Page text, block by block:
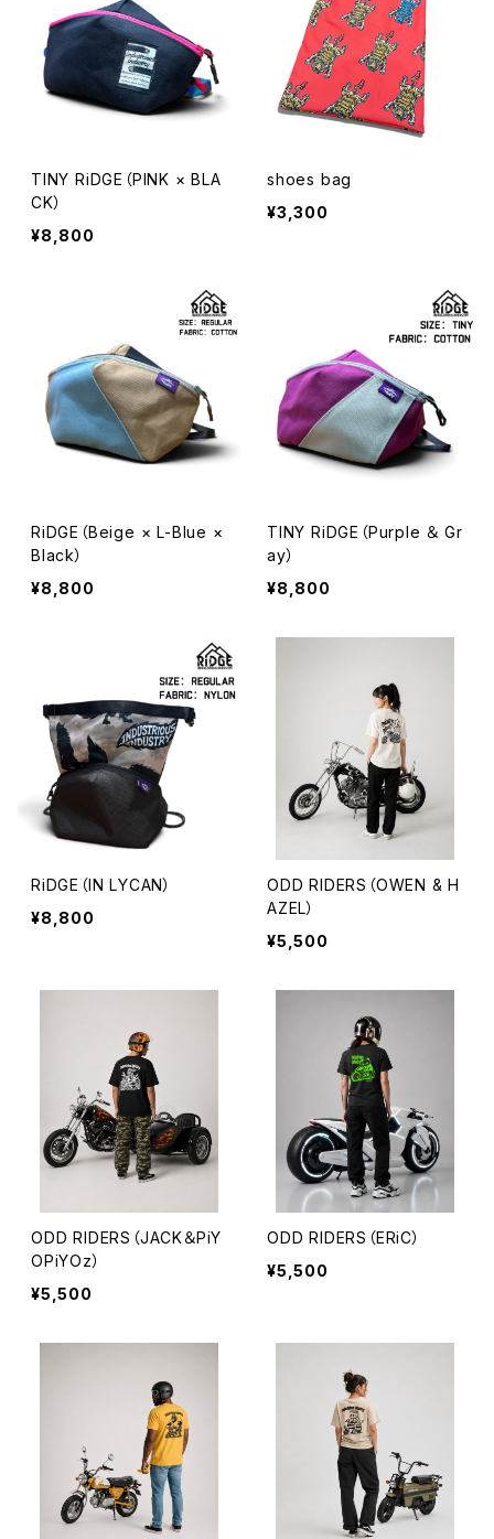
TINY RiDGE（PINK × BLA
CK）
¥8,800
shoes bag
¥3,300
RiDGE（Beige × L-Blue ×
Black）
¥8,800
TINY RiDGE（Purple ＆ Gr
ay）
¥8,800
RiDGE（IN LYCAN）
¥8,800
ODD RIDERS（OWEN & H
AZEL）
¥5,500
ODD RIDERS（JACK＆PiY
OPiYOz）
¥5,500
ODD RIDERS（ERiC）
¥5,500